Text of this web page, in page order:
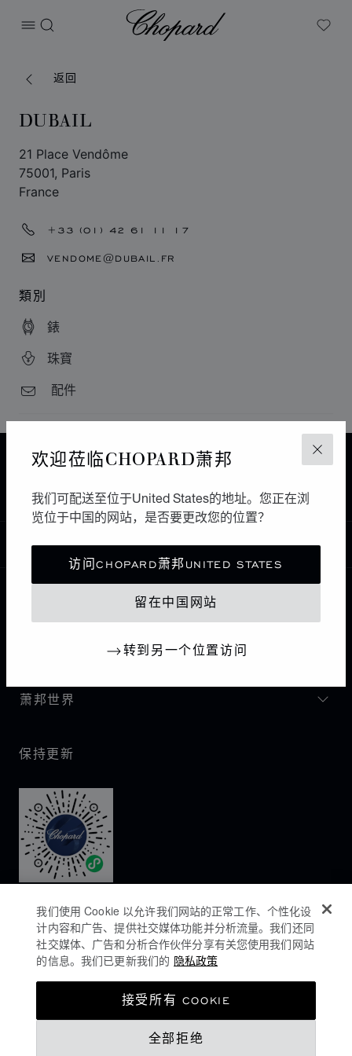
关闭
欢迎莅临CHOPARD萧邦
我们可配送至位于United States的地址。您正在浏
览位于中国的网站，是否要更改您的位置？
访问CHOPARD萧邦UNITED STATES
留在中国网站
转到另一个位置访问
打开菜单
搜索
Chopard
My
返回
DUBAIL
21 Place Vendôme
75001, Paris
France
+33 (01) 42 61 11 17
VENDOME@DUBAIL.FR
類別
錶
珠寶
配件
主页 查找精品店 所有店铺 欧洲
中国
本地化（更改国家/地区）
更改国家/地区
萧邦世界
保持更新
COOKIES政策
我们使用 Cookie 以允许我们网站的正常工作、个性化设
计内容和广告、提供社交媒体功能并分析流量。我们还同
社交媒体、广告和分析合作伙伴分享有关您使用我们网站
的信息。我们已更新我们的 隐私政策
全部拒绝
接受所有 COOKIE